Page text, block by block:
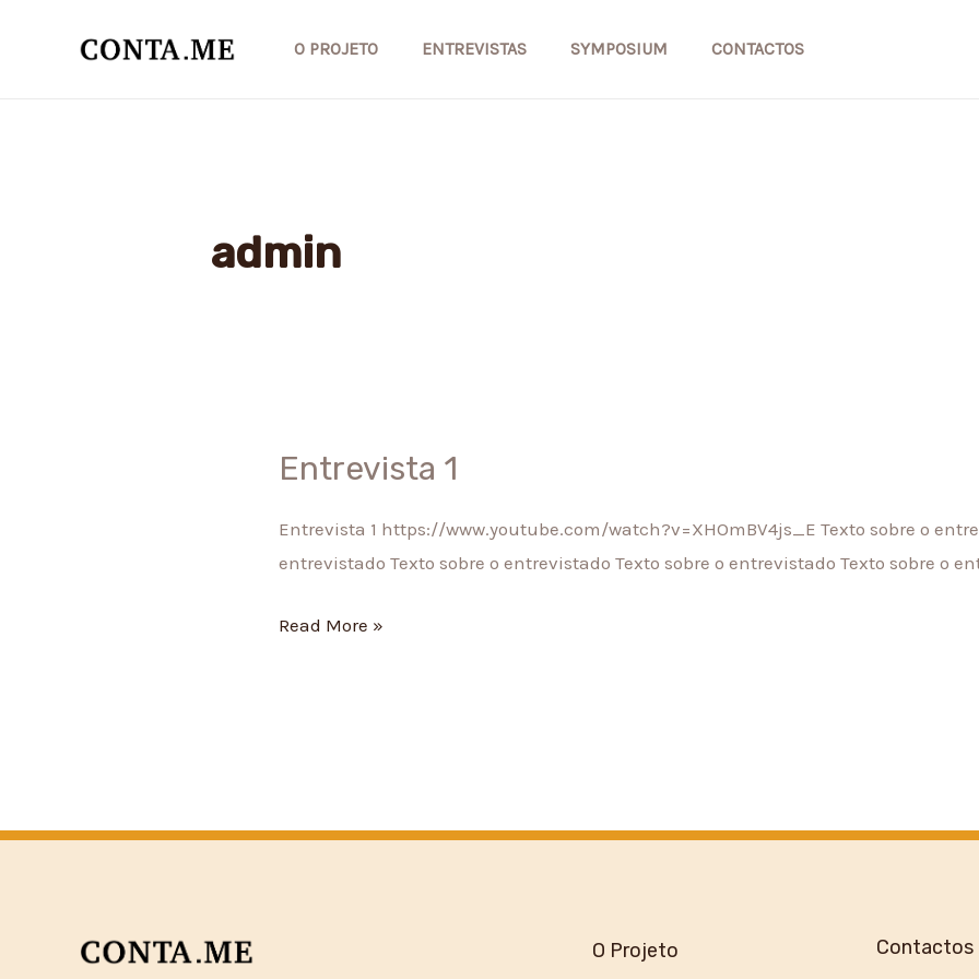
O PROJETO ENTREVISTAS SYMPOSIUM CONTACTOS
admin
Entrevista 1
Entrevista 1 https://www.youtube.com/watch?v=XHOmBV4js_E Texto sobre o
entrevistado Texto sobre o entrevistado Texto sobre o entrevistado Texto sobre o
Entrevista
Read More »
O Projeto Contactos